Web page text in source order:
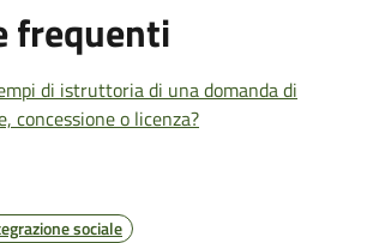
frequenti
di istruttoria di una domanda di
concessione o licenza?
sociale